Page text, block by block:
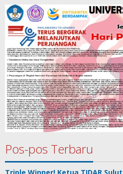
Pos-pos Terbaru